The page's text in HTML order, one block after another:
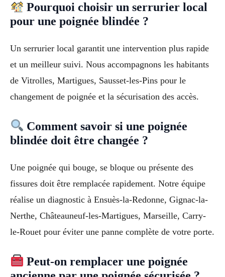
Pourquoi choisir un serrurier local
pour une poignée blindée ?
Un serrurier local garantit une intervention plus rapide
et un meilleur suivi. Nous accompagnons les habitants
de Vitrolles, Martigues, Sausset-les-Pins pour le
changement de poignée et la sécurisation des accès.
Comment savoir si une poignée
blindée doit être changée ?
Une poignée qui bouge, se bloque ou présente des
fissures doit être remplacée rapidement. Notre équipe
réalise un diagnostic à Ensuès-la-Redonne, Gignac-la-
Nerthe, Châteauneuf-les-Martigues, Marseille, Carry-
le-Rouet pour éviter une panne complète de votre porte.
Peut-on remplacer une poignée